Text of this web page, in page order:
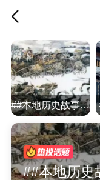
##本地历史故事##
##本地历史